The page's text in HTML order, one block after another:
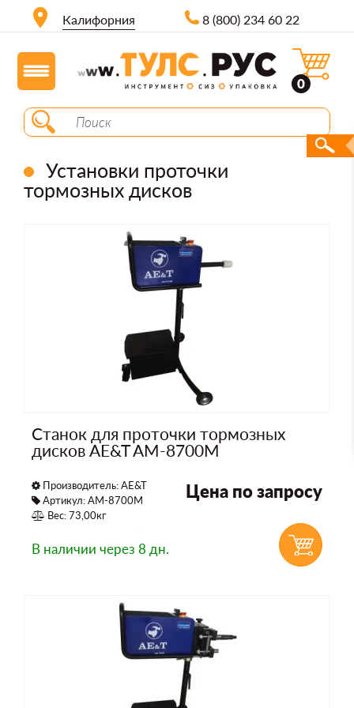
Калифорния 8 (800) 234 60 22
0
Установки проточки
тормозных дисков
Станок для проточки тормозных
дисков AE&T AM-8700M
Производитель:AE&T
Артикул: AM-8700M
Вес: 73,00кг
Цена по запросу
В наличии через 8 дн.